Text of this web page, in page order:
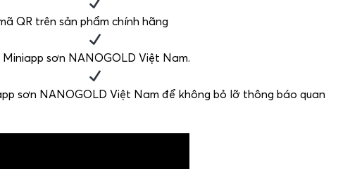
QR trên sản phẩm chính hãng
sơn NANOGOLD Việt Nam.
sơn NANOGOLD Việt Nam để không bỏ lỡ thông báo quan